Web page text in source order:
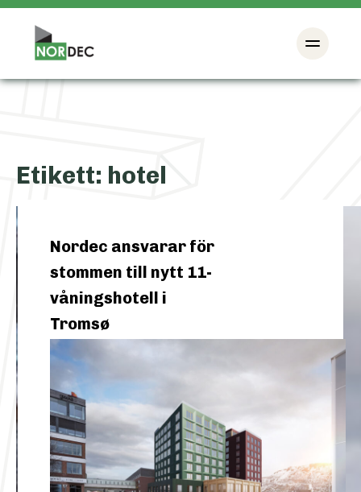
Etikett: hotel
Nordec ansvarar för
stommen till nytt 11-
våningshotell i
Tromsø